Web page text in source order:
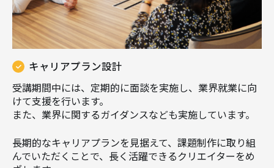
キャリアプラン設計
受講期間中には、定期的に面談を実施し、業界就業に向
けて支援を行います。
また、業界に関するガイダンスなども実施しています。
長期的なキャリアプランを見据えて、課題制作に取り組
んでいただくことで、長く活躍できるクリエイターをめ